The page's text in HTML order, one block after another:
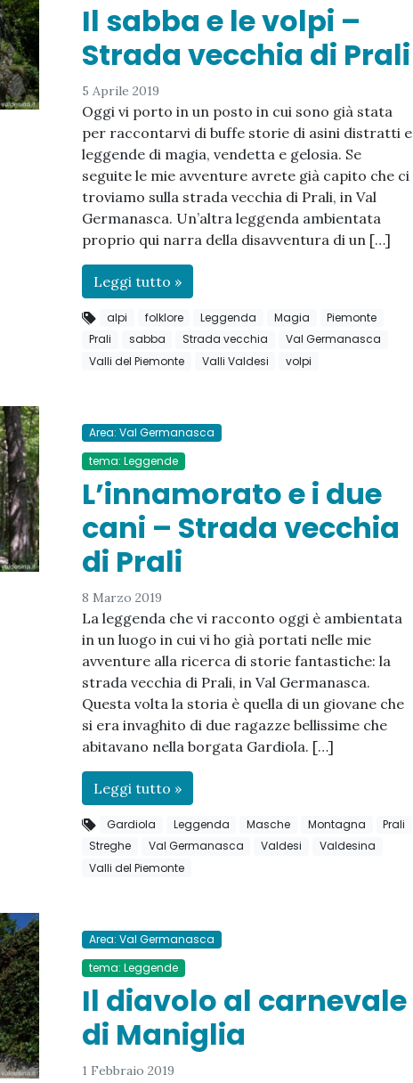
Il sabba e le volpi –
Strada vecchia di Prali
5 Aprile 2019
Oggi vi porto in un posto in cui sono già stata
per raccontarvi di buffe storie di asini distratti e
leggende di magia, vendetta e gelosia. Se
seguite le mie avventure avrete già capito che ci
troviamo sulla strada vecchia di Prali, in Val
Germanasca. Un’altra leggenda ambientata
proprio qui narra della disavventura di un […]
Leggi tutto »
alpi folklore Leggenda Magia
Piemonte
Prali
sabba Strada vecchia
Val Germanasca
Valli del Piemonte
Valli Valdesi volpi
Area: Val Germanasca
tema: Leggende
L’innamorato e i due
cani – Strada vecchia
di Prali
8 Marzo 2019
La leggenda che vi racconto oggi è ambientata
in un luogo in cui vi ho già portati nelle mie
avventure alla ricerca di storie fantastiche: la
strada vecchia di Prali, in Val Germanasca.
Questa volta la storia è quella di un giovane che
si era invaghito di due ragazze bellissime che
abitavano nella borgata Gardiola. […]
Leggi tutto »
Gardiola Leggenda Masche Montagna
Prali
Streghe
Val Germanasca Valdesi
Valdesina
Valli del Piemonte
Area: Val Germanasca
tema: Leggende
Il diavolo al carnevale
di Maniglia
1 Febbraio 2019